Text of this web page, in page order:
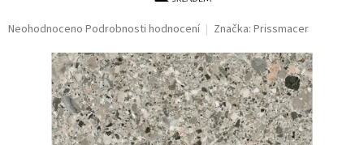
Průměrné
produktu
hvězdiček.
Neohodnoceno Podrobnosti hodnocení Značka: Prissmacer